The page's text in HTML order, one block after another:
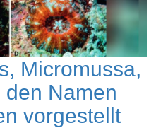
Micromussa,
Namen
vorgestellt